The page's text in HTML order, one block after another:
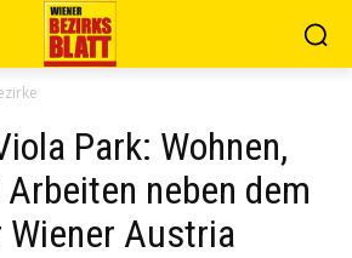
Park: Wohnen,
neben dem
Wiener Austria